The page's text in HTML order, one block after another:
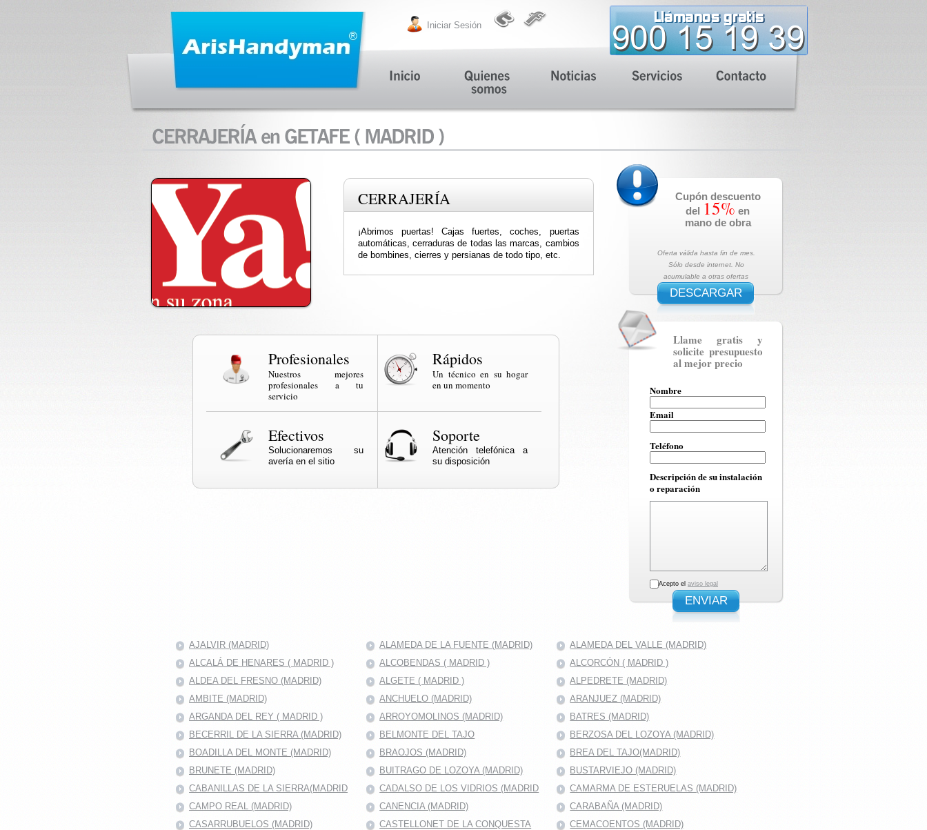
Iniciar Sesión
CERRAJERÍA
¡Abrimos puertas! Cajas fuertes, coches, puertas
automáticas, cerraduras de todas las marcas, cambios
de bombines, cierres y persianas de todo tipo, etc.
Profesionales
Nuestros mejores
profesionales a tu
servicio
Rápidos
Un técnico en su hogar
en un momento
Efectivos
Solucionaremos su
avería en el sitio
Soporte
Atención telefónica a
su disposición
Cupón descuento
del 15% en
mano de obra
Oferta válida hasta fin de mes.
Sólo desde internet. No
acumulable a otras ofertas
DESCARGAR
Llame gratis y
solicite presupuesto
al mejor precio
Nombre
Email
Teléfono
Descripción de su instalación
o reparación
Acepto el aviso legal
ENVIAR
AJALVIR (MADRID) ALAMEDA DE LA FUENTE (MADRID)
ALAMEDA DEL VALLE (MADRID)
ALCALÁ DE HENARES ( MADRID )
ALCOBENDAS ( MADRID )
ALCORCÓN ( MADRID )
ALDEA DEL FRESNO (MADRID)
ALGETE ( MADRID )
ALPEDRETE (MADRID)
AMBITE (MADRID)
ANCHUELO (MADRID)
ARANJUEZ (MADRID)
ARGANDA DEL REY ( MADRID )
ARROYOMOLINOS (MADRID)
BATRES (MADRID)
BECERRIL DE LA SIERRA (MADRID)
BELMONTE DEL TAJO
BERZOSA DEL LOZOYA (MADRID)
BOADILLA DEL MONTE (MADRID)
BRAOJOS (MADRID)
BREA DEL TAJO(MADRID)
BRUNETE (MADRID)
BUITRAGO DE LOZOYA (MADRID)
BUSTARVIEJO (MADRID)
CABANILLAS DE LA SIERRA(MADRID
CADALSO DE LOS VIDRIOS (MADRID
CAMARMA DE ESTERUELAS (MADRID)
CAMPO REAL (MADRID)
CANENCIA (MADRID)
CARABAÑA (MADRID)
CASARRUBUELOS (MADRID)
CASTELLONET DE LA CONQUESTA
CEMACOENTOS (MADRID)